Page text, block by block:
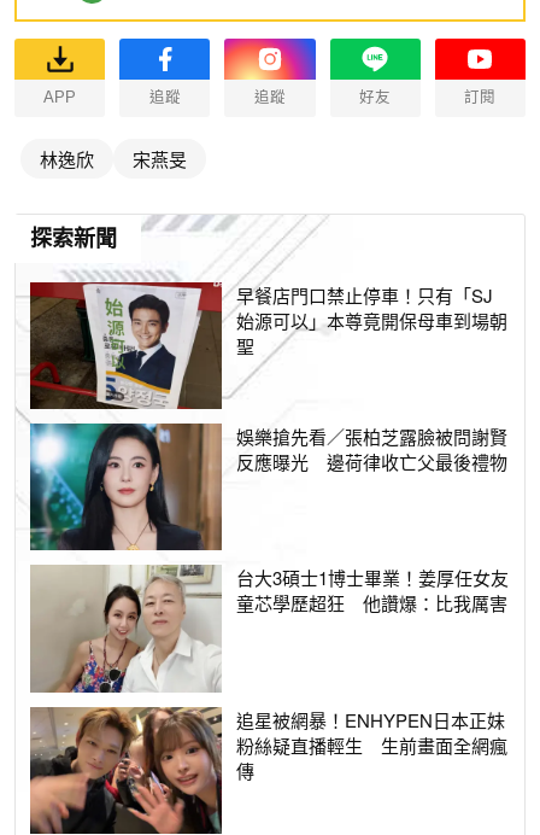
APP 追蹤 追蹤 好友 訂閱
林逸欣 宋燕旻
探索新聞
早餐店門口禁止停車！只有「SJ
始源可以」本尊竟開保母車到場朝
聖
娛樂搶先看／張柏芝露臉被問謝賢
反應曝光 邊荷律收亡父最後禮物
台大3碩士1博士畢業！姜厚任女友
童芯學歷超狂 他讚爆：比我厲害
追星被網暴！ENHYPEN日本正妹
粉絲疑直播輕生 生前畫面全網瘋
傳